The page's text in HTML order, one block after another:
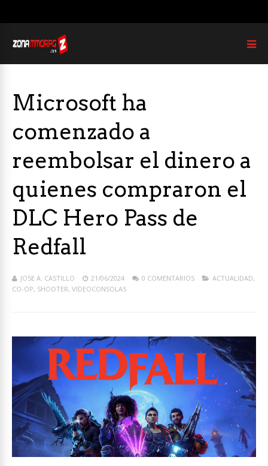
Microsoft ha
comenzado a
reembolsar el dinero a
quienes compraron el
DLC Hero Pass de
Redfall
JOSE A. CASTILLO 21/06/2024 0 COMENTARIOS ACTUALIDAD,
CO-OP, SHOOTER, VIDEOCONSOLAS